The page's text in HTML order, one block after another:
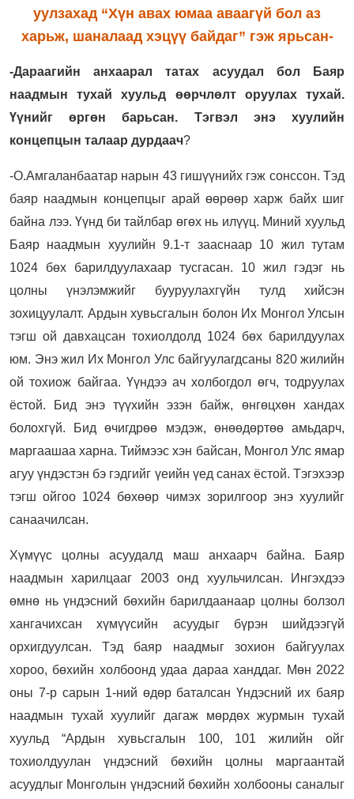
уулзахад “Хүн авах юмаа аваагүй бол аз
харьж, шаналаад хэцүү байдаг” гэж ярьсан-
-Дараагийн анхаарал татах асуудал бол Баяр
наадмын тухай хуульд өөрчлөлт оруулах тухай.
Үүнийг өргөн барьсан. Тэгвэл энэ хуулийн
концепцын талаар дурдаач?
-О.Амгаланбаатар нарын 43 гишүүнийх гэж сонссон. Тэд
баяр наадмын концепцыг арай өөрөөр харж байх шиг
байна лээ. Үүнд би тайлбар өгөх нь илүүц. Миний хуульд
Баяр наадмын хуулийн 9.1-т зааснаар 10 жил тутам
1024 бөх барилдуулахаар тусгасан. 10 жил гэдэг нь
цолны үнэлэмжийг бууруулахгүйн тулд хийсэн
зохицуулалт. Ардын хувьсгалын болон Их Монгол Улсын
тэгш ой давхацсан тохиолдолд 1024 бөх барилдуулах
юм. Энэ жил Их Монгол Улс байгуулагдсаны 820 жилийн
ой тохиож байгаа. Үүндээ ач холбогдол өгч, тодруулах
ёстой. Бид энэ түүхийн эзэн байж, өнгөцхөн хандах
болохгүй. Бид өчигдрөө мэдэж, өнөөдөртөө амьдарч,
маргаашаа харна. Тиймээс хэн байсан, Монгол Улс ямар
агуу үндэстэн бэ гэдгийг үеийн үед санах ёстой. Тэгэхээр
тэгш ойгоо 1024 бөхөөр чимэх зорилгоор энэ хуулийг
санаачилсан.
Хүмүүс цолны асуудалд маш анхаарч байна. Баяр
наадмын харилцааг 2003 онд хуульчилсан. Ингэхдээ
өмнө нь үндэсний бөхийн барилдаанаар цолны болзол
хангачихсан хүмүүсийн асуудыг бүрэн шийдээгүй
орхигдуулсан. Тэд баяр наадмыг зохион байгуулах
хороо, бөхийн холбоонд удаа дараа ханддаг. Мөн 2022
оны 7-р сарын 1-ний өдөр баталсан Үндэсний их баяр
наадмын тухай хуулийг дагаж мөрдөх журмын тухай
хуульд “Ардын хувьсгалын 100, 101 жилийн ойг
тохиолдуулан үндэсний бөхийн цолны маргаантай
асуудлыг Монголын үндэсний бөхийн холбооны саналыг